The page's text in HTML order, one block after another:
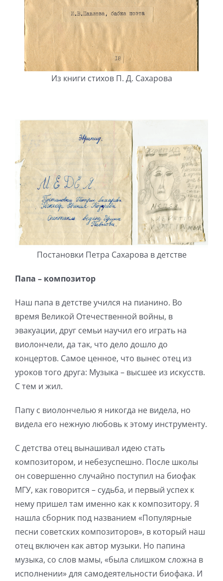
Из книги стихов П. Д. Сахарова
Постановки Петра Сахарова в детстве
Папа – композитор
Наш папа в детстве учился на пианино. Во
время Великой Отечественной войны, в
эвакуации, друг семьи научил его играть на
виолончели, да так, что дело дошло до
концертов. Самое ценное, что вынес отец из
уроков того друга: Музыка – высшее из искусств.
С тем и жил.
Папу с виолончелью я никогда не видела, но
видела его нежную любовь к этому инструменту.
С детства отец вынашивал идею стать
композитором, и небезуспешно. После школы
он совершенно случайно поступил на биофак
МГУ, как говорится – судьба, и первый успех к
нему пришел там именно как к композитору. Я
нашла сборник под названием «Популярные
песни советских композиторов», в который наш
отец включен как автор музыки. Но папина
музыка, со слов мамы, «была слишком сложна в
исполнении» для самодеятельности биофака. И